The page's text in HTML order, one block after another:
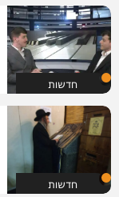
חדשות
חדשות